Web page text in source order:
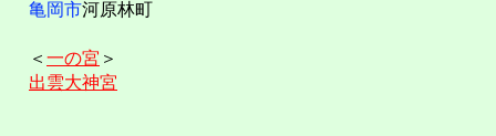
亀岡市河原林町
＜ 一の宮 ＞
出雲大神宮